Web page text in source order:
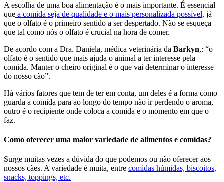
A escolha de uma boa alimentação é o mais importante. É essencial
que a comida seja de qualidade e o mais personalizada possível, já
que o olfato é o primeiro sentido a ser despertado. Não se esqueça
que tal como nós o olfato é crucial na hora de comer.
De acordo com a Dra. Daniela, médica veterinária da Barkyn,: “o
olfato é o sentido que mais ajuda o animal a ter interesse pela
comida. Manter o cheiro original é o que vai determinar o interesse
do nosso cão”.
Há vários fatores que tem de ter em conta, um deles é a forma como
guarda a comida para ao longo do tempo não ir perdendo o aroma,
outro é o recipiente onde coloca a comida e o momento em que o
faz.
Como oferecer uma maior variedade de alimentos e comidas?
Surge muitas vezes a dúvida do que podemos ou não oferecer aos
nossos cães. A variedade é muita, entre comidas húmidas, biscoitos,
snacks, toppings, etc.